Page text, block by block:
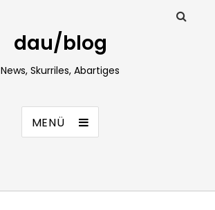
dau/blog
News, Skurriles, Abartiges
MENÜ